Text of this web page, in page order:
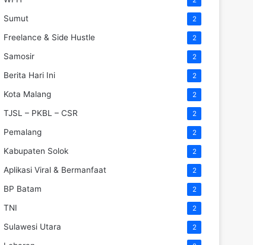
Sumut 2
Freelance & Side Hustle 2
Samosir 2
Berita Hari Ini 2
Kota Malang 2
TJSL – PKBL – CSR 2
Pemalang 2
Kabupaten Solok 2
Aplikasi Viral & Bermanfaat 2
BP Batam 2
TNI 2
Sulawesi Utara 2